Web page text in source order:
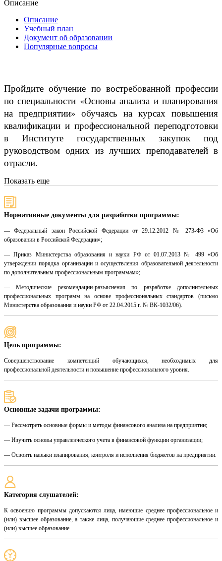
Описание
Описание
Учебный план
Документ об образовании
Популярные вопросы
Пройдите обучение по востребованной профессии
по специальности «Основы анализа и планирования
на предприятии» обучаясь на курсах повышения
квалификации и профессиональной переподготовки
в Институте государственных закупок под
руководством одних из лучших преподавателей в
отрасли.
Показать еще
Нормативные документы для разработки программы:
— Федеральный закон Российской Федерации от 29.12.2012 № 273-ФЗ «Об
образовании в Российской Федерации»;
— Приказ Министерства образования и науки РФ от 01.07.2013 № 499 «Об
утверждении порядка организации и осуществления образовательной деятельности
по дополнительным профессиональным программам»;
— Методические рекомендации-разъяснения по разработке дополнительных
профессиональных программ на основе профессиональных стандартов (письмо
Министерства образования и науки РФ от 22.04.2015 г. № ВК-1032/06).
Цель программы:
Совершенствование компетенций обучающихся, необходимых для
профессиональной деятельности и повышение профессионального уровня.
Основные задачи программы:
— Рассмотреть основные формы и методы финансового анализа на предприятии;
— Изучить основы управленческого учета в финансовой функции организации;
— Освоить навыки планирования, контроля и исполнения бюджетов на предприятии.
Категория слушателей:
К освоению программы допускаются лица, имеющие среднее профессиональное и
(или) высшее образование, а также лица, получающие среднее профессиональное и
(или) высшее образование.